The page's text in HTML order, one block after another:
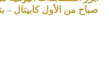
صباح من الأول كابيتال – بتاريخ: 05-